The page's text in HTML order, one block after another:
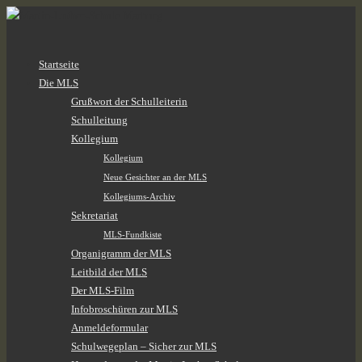
Startseite
Die MLS
Grußwort der Schulleiterin
Schulleitung
Kollegium
Kollegium
Neue Gesichter an der MLS
Kollegiums-Archiv
Sekretariat
MLS-Fundkiste
Organigramm der MLS
Leitbild der MLS
Der MLS-Film
Infobroschüren zur MLS
Anmeldeformular
Schulwegeplan – Sicher zur MLS